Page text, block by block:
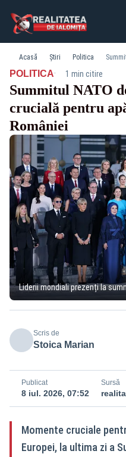
Acasă Știri Politica
POLITICA· 1 min citire
Summitul NATO
crucială pentru
României
Liderii mondiali prezenți la
Scris de
Stoica Marian
Publicat
8 iul. 2026, 07:52
Sursă
Momente cruciale
Europei, la ultima zi a